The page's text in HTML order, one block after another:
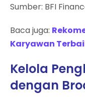
Sumber: BFI
Baca juga:
Karyawan
Kelola
dengan